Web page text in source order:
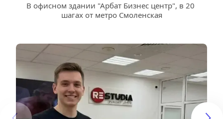
В офисном здании "Арбат Бизнес центр", в 20
шагах от метро Смоленская